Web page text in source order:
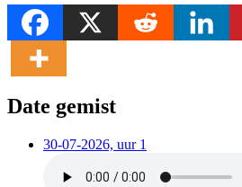
Date gemist
30-07-2026, uur 1